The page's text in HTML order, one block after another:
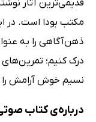
قدیمی‌ترین آثار
مکتب بودا است. در
ذهن‌آگاهی را به
درک کنیم؛ تمرین‌های
نسیم خوش آرامش را
درباره‌ی کتاب